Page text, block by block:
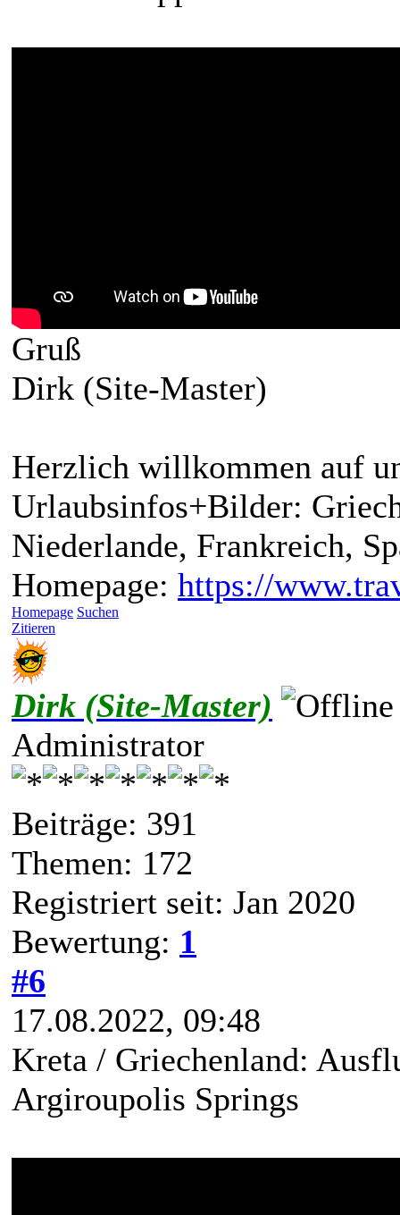
Gruß
Dirk (Site-Master)
Herzlich willkommen auf
Urlaubsinfos+Bilder:
Niederlande, Frankreich,
Homepage: https://
Homepage Suchen
Zitieren
Dirk (Site-Master)
Administrator
Beiträge: 391
Themen: 172
Registriert seit: Jan 2020
Bewertung: 1
#6
17.08.2022, 09:48
Kreta / Griechenland:
Argiroupolis Springs